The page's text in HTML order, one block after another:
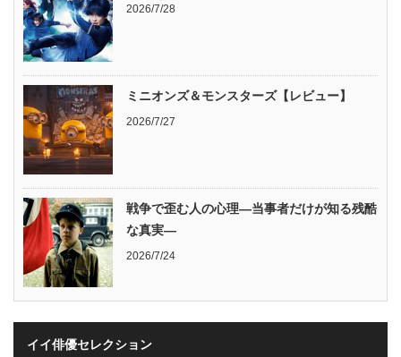
2026/7/28
ミニオンズ＆モンスターズ【レビュー】
2026/7/27
戦争で歪む人の心理―当事者だけが知る残酷
な真実―
2026/7/24
イイ俳優セレクション